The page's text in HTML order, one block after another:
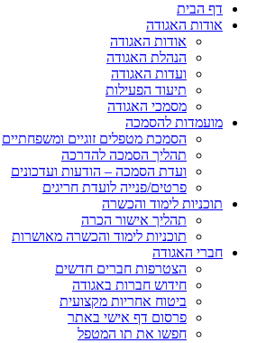
דף הבית
אודות האגודה
אודות האגודה
הנהלת האגודה
ועדות האגודה
תיעוד הפעילות
מסמכי האגודה
מועמדות להסמכה
הסמכת מטפלים זוגיים ומשפחתיים
תהליך הסמכה להדרכה
ועדת הסמכה – הודעות ועדכונים
פרטים/פנייה לועדת חריגים
תוכניות לימוד והכשרה
תהליך אישור הכרה
תוכניות לימוד והכשרה מאושרות
חברי האגודה
הצטרפות חברים חדשים
חידוש חברות באגודה
ביטוח אחריות מקצועית
פרסום דף אישי באתר
חפשו את תו המטפל